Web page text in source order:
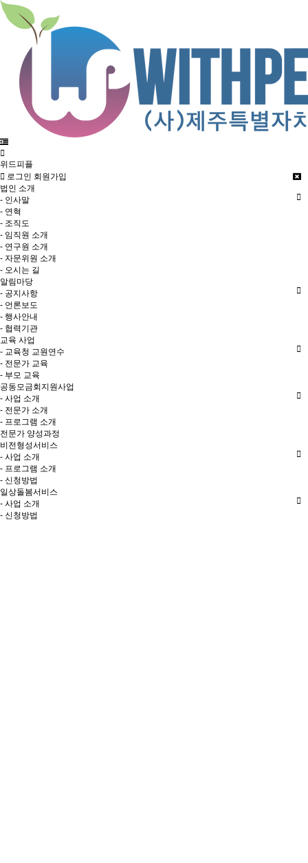
위드피플
로그인 회원가입
법인 소개
- 인사말
- 연혁
- 조직도
- 임직원 소개
- 연구원 소개
- 자문위원 소개
- 오시는 길
알림마당
- 공지사항
- 언론보도
- 행사안내
- 협력기관
교육 사업
- 교육청 교원연수
- 전문가 교육
- 부모 교육
공동모금회지원사업
- 사업 소개
- 전문가 소개
- 프로그램 소개
전문가 양성과정
비전형성서비스
- 사업 소개
- 프로그램 소개
- 신청방법
일상돌봄서비스
- 사업 소개
- 신청방법